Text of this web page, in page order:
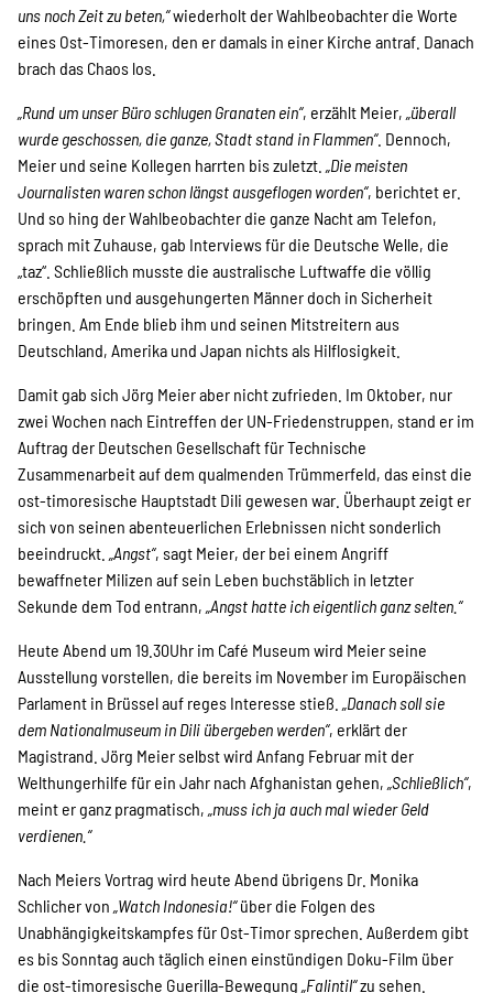
Suche
uns noch Zeit zu beten,“wiederholt der Wahlbeobachter die Worte
eines Ost-Timoresen, den er damals in einer Kirche antraf. Danach
brach das Chaos los.
„Rund um unser Büro schlugen Granaten ein“, erzählt Meier, „überall
wurde geschossen, die ganze, Stadt stand in Flammen“. Dennoch,
Meier und seine Kollegen harrten bis zuletzt. „Die meisten
Journalisten waren schon längst ausgeflogen worden“, berichtet er.
Und so hing der Wahlbeobachter die ganze Nacht am Telefon,
sprach mit Zuhause, gab Interviews für die Deutsche Welle, die
„taz“. Schließlich musste die australische Luftwaffe die völlig
erschöpften und ausgehungerten Männer doch in Sicherheit
bringen. Am Ende blieb ihm und seinen Mitstreitern aus
Deutschland, Amerika und Japan nichts als Hilflosigkeit.
Damit gab sich Jörg Meier aber nicht zufrieden. Im Oktober, nur
zwei Wochen nach Eintreffen der UN-Friedenstruppen, stand er im
Auftrag der Deutschen Gesellschaft für Technische
Zusammenarbeit auf dem qualmenden Trümmerfeld, das einst die
ost-timoresische Hauptstadt Dili gewesen war. Überhaupt zeigt er
sich von seinen abenteuerlichen Erlebnissen nicht sonderlich
beeindruckt. „Angst“, sagt Meier, der bei einem Angriff
bewaffneter Milizen auf sein Leben buchstäblich in letzter
Sekunde dem Tod entrann, „Angst hatte ich eigentlich ganz selten.“
Heute Abend um 19.30Uhr im Café Museum wird Meier seine
Ausstellung vorstellen, die bereits im November im Europäischen
Parlament in Brüssel auf reges Interesse stieß. „Danach soll sie
dem Nationalmuseum in Dili übergeben werden“, erklärt der
Magistrand. Jörg Meier selbst wird Anfang Februar mit der
Welthungerhilfe für ein Jahr nach Afghanistan gehen, „Schließlich“,
meint er ganz pragmatisch, „muss ich ja auch mal wieder Geld
verdienen.“
Nach Meiers Vortrag wird heute Abend übrigens Dr. Monika
Schlicher von „Watch Indonesia!“über die Folgen des
Unabhängigkeitskampfes für Ost-Timor sprechen. Außerdem gibt
es bis Sonntag auch täglich einen einstündigen Doku-Film über
die ost-timoresische Guerilla-Bewegung „Falintil“zu sehen.